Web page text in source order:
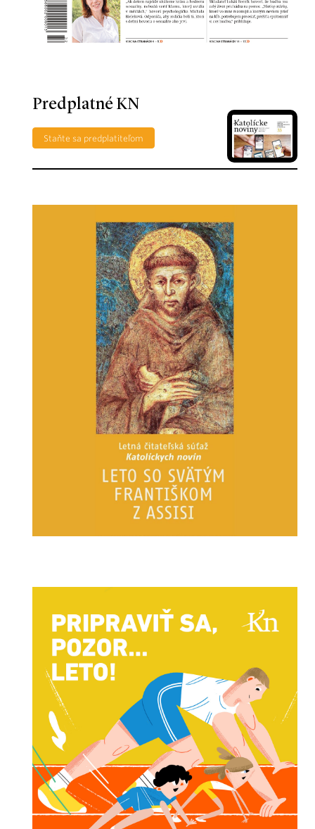
Predplatné KN
Staňte sa predplatiteľom